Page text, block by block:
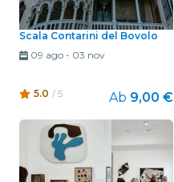
Scala Contarini del Bovolo
09 ago- 03 nov
5.0 / 5 Ab 9,00 €